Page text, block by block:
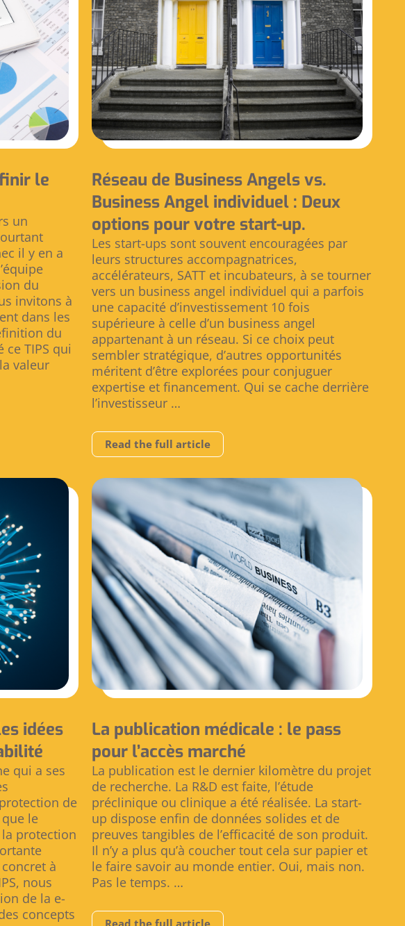
le
un
il y en a
du
invitons à
dans les
du
TIPS qui
valeur
Réseau de Business Angels vs.
Business Angel individuel : Deux
options pour votre start-up.
Les start-ups sont souvent encouragées par
leurs structures accompagnatrices,
accélérateurs, SATT et incubateurs, à se tourner
vers un business angel individuel qui a parfois
une capacité d’investissement 10 fois
supérieure à celle d’un business angel
appartenant à un réseau. Si ce choix peut
sembler stratégique, d’autres opportunités
méritent d’être explorées pour conjuguer
expertise et financement. Qui se cache derrière
l’investisseur …
Read the full article
idées
qui a ses
de
le
protection
à
nous
de la e-
concepts
La publication médicale : le pass
pour l’accès marché
La publication est le dernier kilomètre du projet
de recherche. La R&D est faite, l’étude
préclinique ou clinique a été réalisée. La start-
up dispose enfin de données solides et de
preuves tangibles de l’efficacité de son produit.
Il n’y a plus qu’à coucher tout cela sur papier et
le faire savoir au monde entier. Oui, mais non.
Pas le temps. …
Read the full article